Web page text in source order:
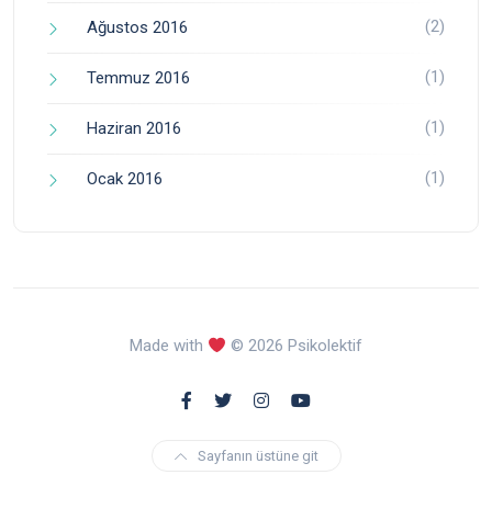
Ağustos 2016 (2)
Temmuz 2016 (1)
Haziran 2016 (1)
Ocak 2016 (1)
Made with © 2026 Psikolektif
Sayfanın üstüne git